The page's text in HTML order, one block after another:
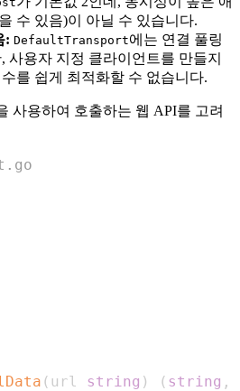
수 있음)이 아닐 수 있습니다.
: DefaultTransport에는 연결 풀링
사용자 지정 클라이언트를 만들지
를 쉽게 최적화할 수 없습니다.
사용하여 호출하는 웹 API를 고려
( url string ) ( string ,